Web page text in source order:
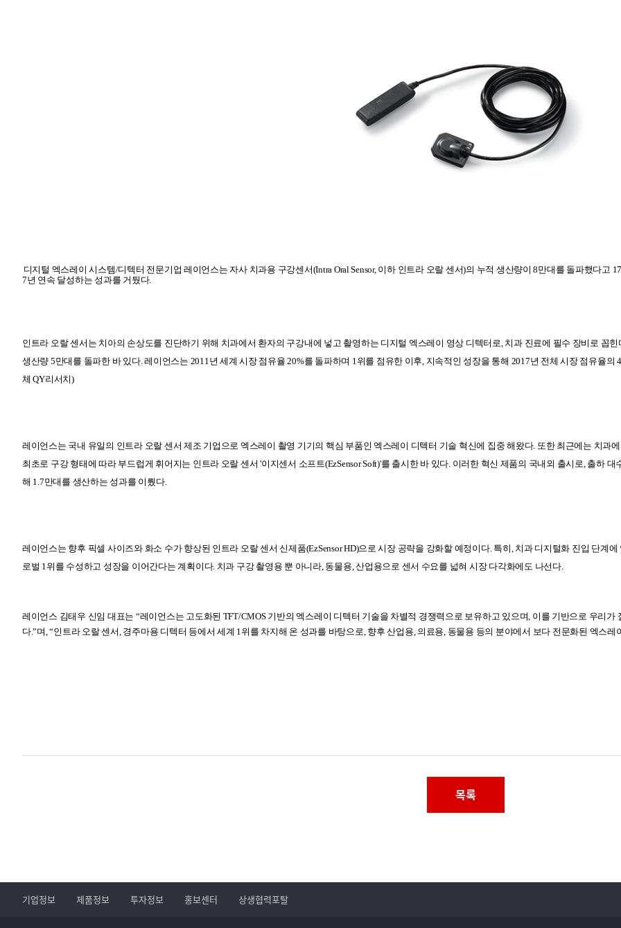
디지털 엑스레이 시스템/디텍터 전문기업 레이언스는 자사 치과용 구강센서(Intra Oral Sensor, 이하 인트라 오랄 센서)의 누적 생산량이8만대를 돌파했다고
7년 연속 달성하는 성과를 거뒀다.
인트라 오랄 센서는 치아의 손상도를 진단하기 위해 치과에서 환자의 구강내에 넣고 촬영하는 디지털 엑스레이 영상 디텍터로, 치과 진료에 필수 장비 로 꼽힌
생산량 5만대를 돌파한 바 있다.레이언스는 2011년 세계 시장 점유율 20%를 돌파하며 1위를 점유한 이후, 지속적인 성장을 통해 2017년 전체 시장 점유율의
체 QY리서치)
레이언스는 국내 유일의 인트라 오랄 센서 제조 기업으로 엑스레이 촬영 기기의 핵심 부품인 엑스레이 디텍터 기술 혁신에 집중 해왔다. 또한 최근에는 치과
최초로 구강 형태에 따라 부드럽게 휘어지는 인트라 오랄 센서 '이지센서 소프트(EzSensor Soft)'를 출시한 바 있다. 이러한 혁신 제품의 국내외 출시로, 출하 대
해 1.7만대를 생산하는 성과를 이뤘다.
레이언스는 향후 픽셀 사이즈와 화소 수가 향상된 인트라 오랄 센서 신제품(EzSensor HD)으로 시장 공략을 강화할 예정이다. 특히, 치과 디지털화 진입 단계
로벌 1위를 수성하고 성장을 이어간다는 계획이다. 치과 구강 촬영용 뿐 아니라, 동물용,산업용으로 센서 수요를 넓혀 시장 다각화에도 나선다.
레이언스 김태우 신임 대표는 “레이언스는 고도화된 TFT/CMOS 기반의 엑스레이 디텍터 기술을 차별적 경쟁력으로 보유하고 있으며, 이를 기반으로 우리가
다.”며, “인트라 오랄 센서, 경주마용 디텍터 등에서 세계 1위를 차지해 온 성과를 바탕으로, 향후 산업용, 의료용, 동물용 등의 분야에서 보다 전문화된 엑스
목록
기업정보 제품정보 투자정보 홍보센터 상생협력포탈